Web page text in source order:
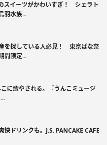
スイーツがかわいすぎ！ シェラト
羽水族...
産を探している人必見！ 東京ばな奈
間限定...
に癒やされる。『うんこミュージ
快ドリンクも。J.S. PANCAKE CAFE